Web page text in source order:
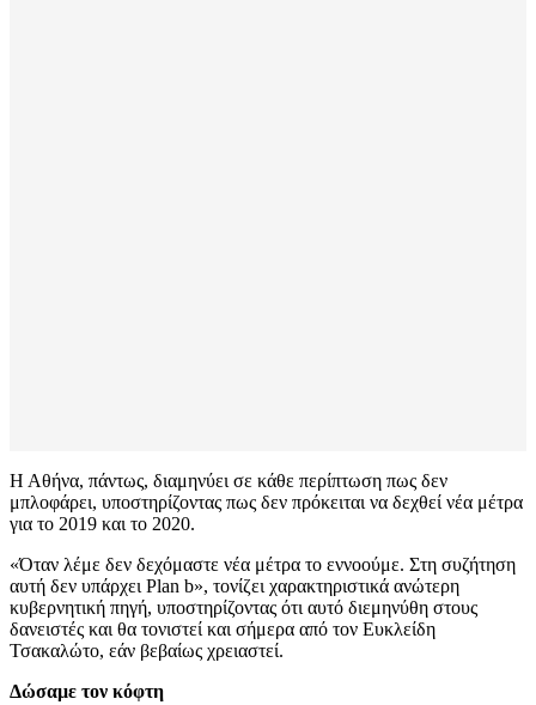
Η Αθήνα, πάντως, διαμηνύει σε κάθε περίπτωση πως δεν
μπλοφάρει, υποστηρίζοντας πως δεν πρόκειται να δεχθεί νέα μέτρα
για το 2019 και το 2020.
«Όταν λέμε δεν δεχόμαστε νέα μέτρα το εννοούμε. Στη συζήτηση
αυτή δεν υπάρχει Plan b», τονίζει χαρακτηριστικά ανώτερη
κυβερνητική πηγή, υποστηρίζοντας ότι αυτό διεμηνύθη στους
δανειστές και θα τονιστεί και σήμερα από τον Ευκλείδη
Τσακαλώτο, εάν βεβαίως χρειαστεί.
Δώσαμε τον κόφτη